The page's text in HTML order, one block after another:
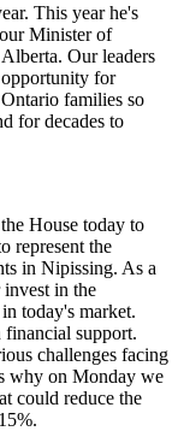
This year he's
Minister of
Our leaders
for
families so
for decades to
House today to
represent the
in Nipissing. As a
invest in the
today's market.
support.
challenges facing
why on Monday we
could reduce the